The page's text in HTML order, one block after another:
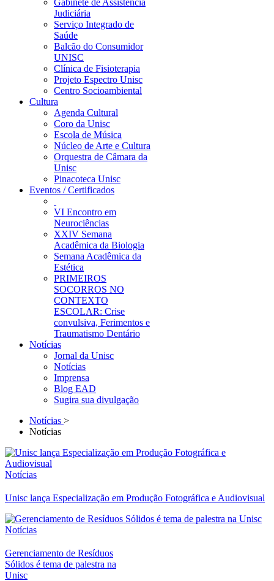
Gabinete de Assistência
Judiciária
Serviço Integrado de
Saúde
Balcão do Consumidor
UNISC
Clínica de Fisioterapia
Projeto Espectro Unisc
Centro Socioambiental
Cultura
Agenda Cultural
Coro da Unisc
Escola de Música
Núcleo de Arte e Cultura
Orquestra de Câmara da
Unisc
Pinacoteca Unisc
Eventos / Certificados
VI Encontro em
Neurociências
XXIV Semana
Acadêmica da Biologia
Semana Acadêmica da
Estética
PRIMEIROS
SOCORROS NO
CONTEXTO
ESCOLAR: Crise
convulsiva, Ferimentos e
Traumatismo Dentário
Notícias
Jornal da Unisc
Notícias
Imprensa
Blog EAD
Sugira sua divulgação
Notícias >
Notícias
Notícias
Unisc lança Especialização em Produção Fotográfica e Audiovisual
Notícias
Gerenciamento de Resíduos
Sólidos é tema de palestra na
Unisc